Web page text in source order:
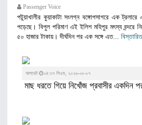
Passenger Voice
পটুয়াখালীর কুয়াকাটা সংলগ্ন বঙ্গোপসাগরে এক
পড়েছে। বিপুল পরিমাণ এই ইলিশ মহিপুর মৎস্য বন্দরে
৫০ হাজার টাকায়। দীর্ঘদিন পর এক সঙ্গে এত... বিস্তারিত
আপডেট ০৪:৩৭ পিএম, ২০২৬-০৮-০৭
মাছ ধরতে গিয়ে নিখোঁজ প্রবাসীর একদিন